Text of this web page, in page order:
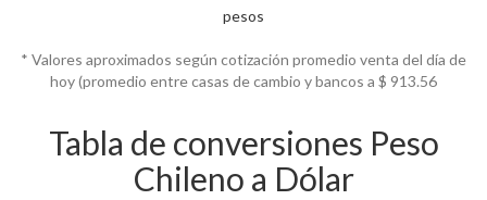
pesos
* Valores aproximados según cotización promedio venta del día de
hoy (promedio entre casas de cambio y bancos a $ 913.56
Tabla de conversiones Peso
Chileno a Dólar